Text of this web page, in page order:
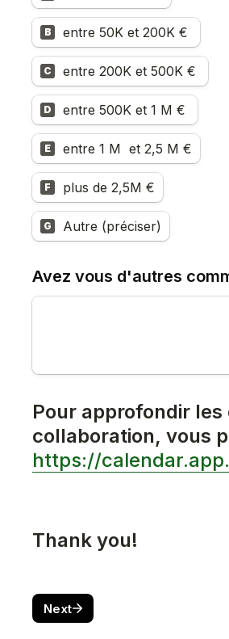
B
C
D
E entre 1 M  et 2,5 M €
F plus de 2,5M €
G Autre (préciser)
Avez vous d'autres
Pour approfondir
https://
Thank you!
Next